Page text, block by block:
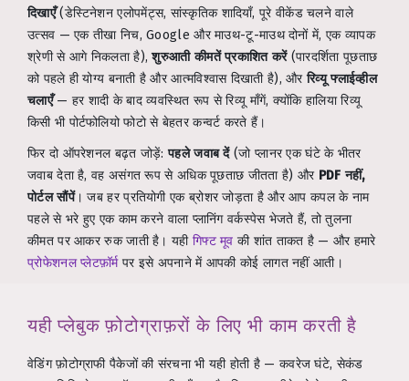
दिखाएँ(डेस्टिनेशन एलोपमेंट्स, सांस्कृतिक शादियाँ, पूरे वीकेंड चलने वाले
उत्सव — एक तीखा निच, Google और माउथ-टू-माउथ दोनों में, एक व्यापक
श्रेणी से आगे निकलता है),शुरुआती कीमतें प्रकाशित करें(पारदर्शिता पूछताछ
को पहले ही योग्य बनाती है और आत्मविश्वास दिखाती है), औररिव्यू फ्लाईव्हील
चलाएँ— हर शादी के बाद व्यवस्थित रूप से रिव्यू माँगें, क्योंकि हालिया रिव्यू
किसी भी पोर्टफोलियो फोटो से बेहतर कन्वर्ट करते हैं।
फिर दो ऑपरेशनल बढ़त जोड़ें:पहले जवाब दें(जो प्लानर एक घंटे के भीतर
जवाब देता है, वह असंगत रूप से अधिक पूछताछ जीतता है) और PDF नहीं,
पोर्टल सौंपें। जब हर प्रतियोगी एक ब्रोशर जोड़ता है और आप कपल के नाम
पहले से भरे हुए एक काम करने वाला प्लानिंग वर्कस्पेस भेजते हैं, तो तुलना
कीमत पर आकर रुक जाती है। यही गिफ्ट मूव की शांत ताकत है — और हमारे
प्रोफेशनल प्लेटफ़ॉर्मपर इसे अपनाने में आपकी कोई लागत नहीं आती।
यही प्लेबुक फ़ोटोग्राफ़रों के लिए भी काम करती है
वेडिंग फ़ोटोग्राफी पैकेजों की संरचना भी यही होती है — कवरेज घंटे, सेकंड